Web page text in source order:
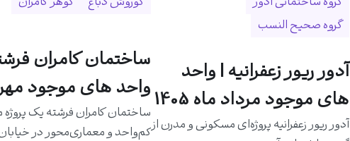
گروه صحیح النسب
آدور ریور زعفرانیه | واحد
های موجود مرداد ماه 1405
آدور ریور زعفرانیه پروژه‌ای مسکونی و مدرن از
ساختمان کامران
واحد های موجود
ساختمان کامران فرشته یک
کم‌واحد و معماری‌محور در خیابان